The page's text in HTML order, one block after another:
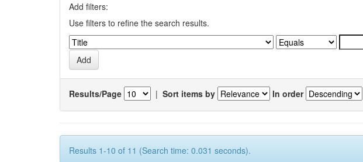
Add filters:
Use filters to refine the search results.
Results/Page | Sort items by In order
Results 1-10 of 11 (Search time: 0.031 seconds).